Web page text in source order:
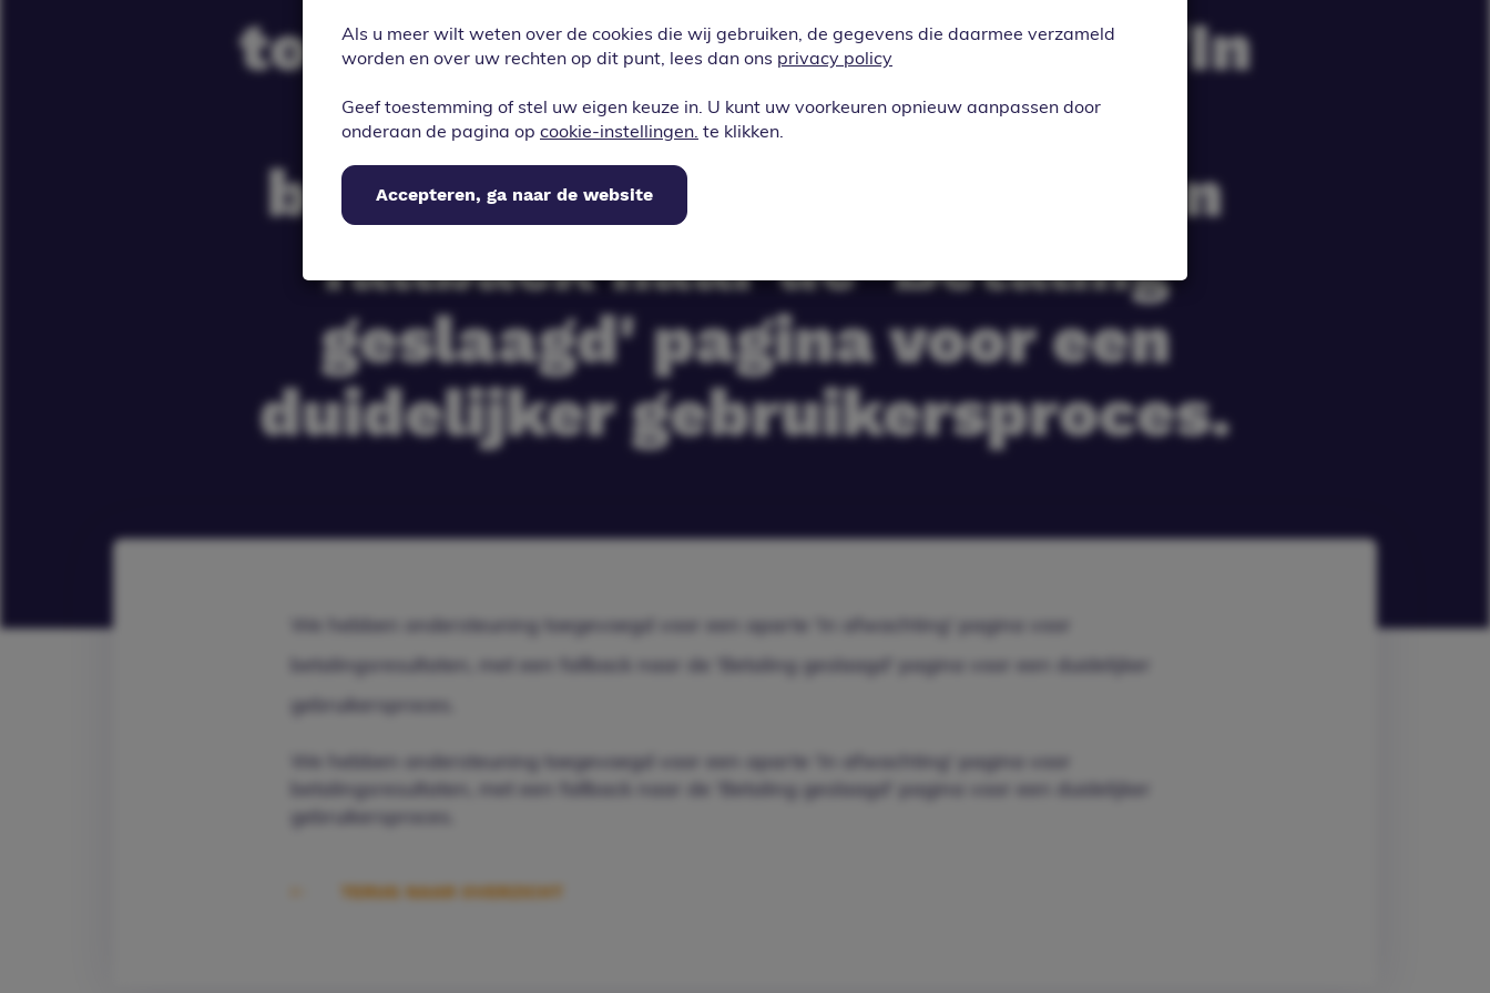
toegevoegd voor een aparte 'In
afwachting' pagina voor
betalingsresultaten, met een
fallback naar de 'Betaling
geslaagd' pagina voor een
duidelijker gebruikersproces.
We hebben ondersteuning toegevoegd voor een aparte 'In afwachting' pagina voor
betalingsresultaten, met een fallback naar de 'Betaling geslaagd' pagina voor een duidelijker
gebruikersproces.
We hebben ondersteuning toegevoegd voor een aparte 'In afwachting' pagina voor
betalingsresultaten, met een fallback naar de 'Betaling geslaagd' pagina voor een duidelijker
gebruikersproces.
TERUG NAAR OVERZICHT
Als u meer wilt weten over de cookies die wij gebruiken, de gegevens die daarmee verzameld
worden en over uw rechten op dit punt, lees dan ons privacy policy
Geef toestemming of stel uw eigen keuze in. U kunt uw voorkeuren opnieuw aanpassen door
onderaan de pagina op cookie-instellingen. te klikken.
Accepteren, ga naar de website